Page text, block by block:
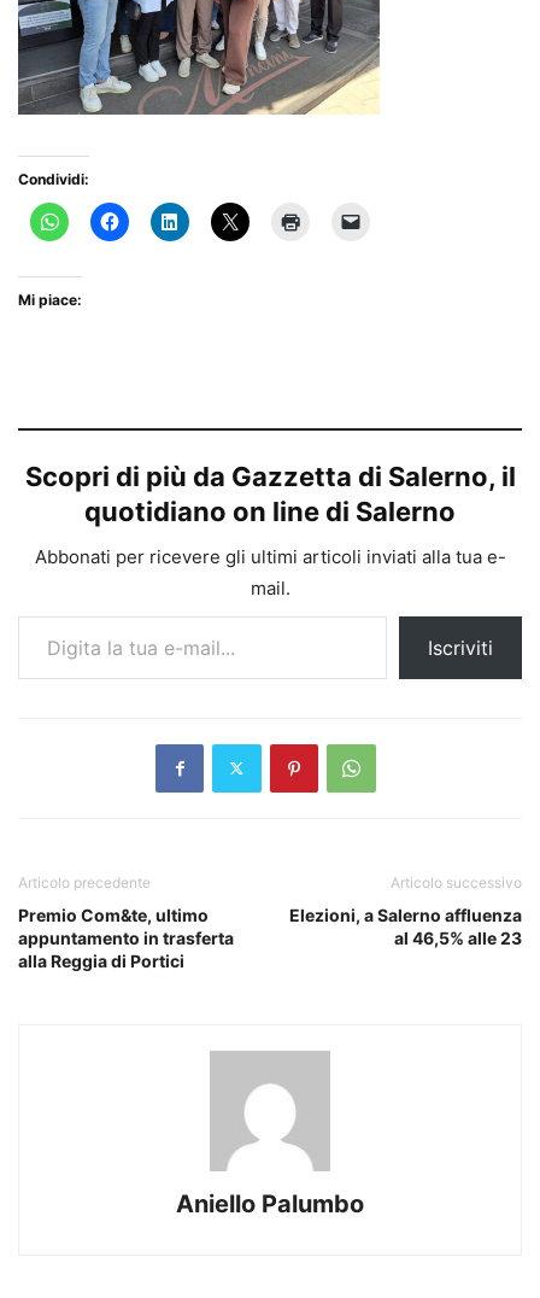
Condividi:
Mi piace:
Scopri di più da Gazzetta di Salerno, il
quotidiano on line di Salerno
Abbonati per ricevere gli ultimi articoli inviati alla tua e-
mail.
Digita la tua e-mail...
Iscriviti
Articolo precedente
Premio Com&te, ultimo
appuntamento in trasferta
alla Reggia di Portici
Articolo successivo
Elezioni, a Salerno affluenza
al 46,5% alle 23
Aniello Palumbo